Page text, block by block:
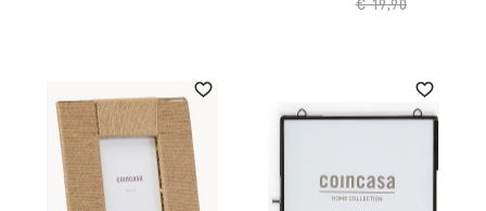
Price reduced
€ 19,90